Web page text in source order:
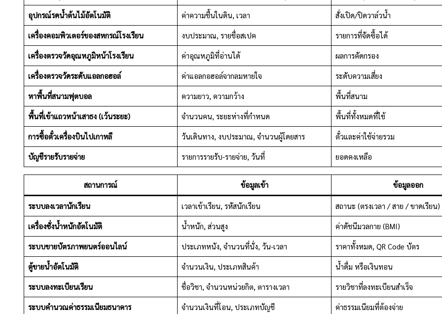
อุปกรณ์รดน้ำต้นไม้อัตโนมัติ ค่าความชื้นในดิน, เวลา สั่งเปิด/ปิดวาล์วน้ำ
เครื่องคอมพิวเตอร์ของสหกรณ์โรงเรียน งบประมาณ, รายชื่อสเปค รายการที่จัดซื้อได้
เครื่องตรวจวัดอุณหภูมิหน้าโรงเรียน ค่าอุณหภูมิที่อ่านได้ ผลการคัดกรอง
เครื่องตรวจวัดระดับแอลกอฮอล์ ค่าแอลกอฮอล์จากลมหายใจ ระดับความเสี่ยง
หาพื้นที่สนามฟุตบอล ความยาว, ความกว้าง พื้นที่สนาม
พื้นที่เข้าแถวหน้าเสาธง (เว้นระยะ) จำนวนคน, ระยะห่างที่กำหนด พื้นที่ทั้งหมดที่ใช้
การซื้อตั๋วเครื่องบินไปเกาหลี วันเดินทาง, งบประมาณ, จำนวนผู้โดยสาร ตั๋วและค่าใช้จ่ายรวม
บัญชีรายรับรายจ่าย รายการรายรับ-รายจ่าย, วันที่ ยอดคงเหลือ
สถานการณ์ ข้อมูลเข้า ข้อมูลออก
ระบบลงเวลานักเรียน เวลาเข้าเรียน, รหัสนักเรียน สถานะ (ตรงเวลา / สาย / ขาดเรียน)
เครื่องชั่งน้ำหนักอัตโนมัติ น้ำหนัก, ส่วนสูง ค่าดัชนีมวลกาย (BMI)
ระบบขายบัตรภาพยนตร์ออนไลน์ ประเภทหนัง, จำนวนที่นั่ง, วัน-เวลา ราคาทั้งหมด, QR Code บัตร
ตู้ขายน้ำอัตโนมัติ จำนวนเงิน, ประเภทสินค้า น้ำดื่ม หรือเงินทอน
ระบบลงทะเบียนเรียน ชื่อวิชา, จำนวนหน่วยกิต, ตารางเวลา รายวิชาที่ลงทะเบียนสำเร็จ
ระบบคำนวณค่าธรรมเนียมธนาคาร จำนวนเงินที่โอน, ประเภทบัญชี ค่าธรรมเนียมที่ต้องจ่าย